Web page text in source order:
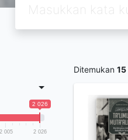
2 026
2 005 2 026
Ditemukan 15